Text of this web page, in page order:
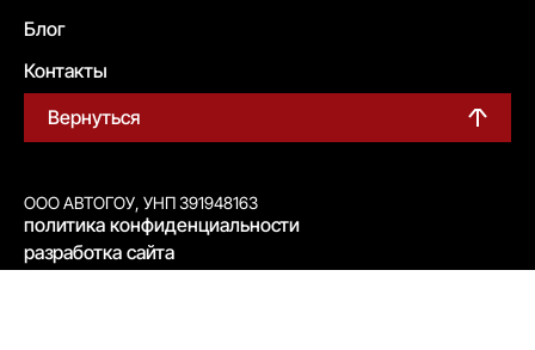
Блог
Контакты
Вернуться
ООО АВТОГОУ, УНП 391948163
политика конфиденциальности
разработка сайта